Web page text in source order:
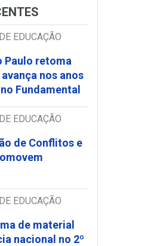
EDUCAÇÃO
Paulo retoma
nos anos
Fundamental
EDUCAÇÃO
de Conflitos e
EDUCAÇÃO
de material
nacional no 2º